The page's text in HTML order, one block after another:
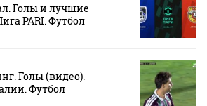
Голы и лучшие
PARI. Футбол
Голы (видео).
Футбол